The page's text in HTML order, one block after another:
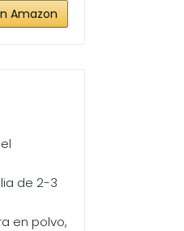
Amazon
de 2-3
en polvo,